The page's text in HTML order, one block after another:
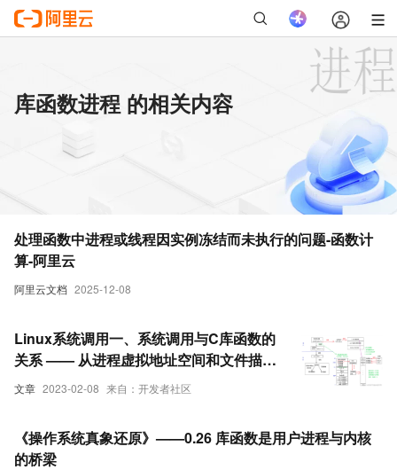
库函数进程 的相关内容
阿里云文档 2025-12-08
处理函数中进程或线程因实例冻结而未执行的问题-函数计
算-阿里云
文章 2023-02-08 来自：开发者社区
Linux系统调用一、系统调用与C库函数的
关系 —— 从进程虚拟地址空间和文件描述
符的角度分析
《操作系统真象还原》——0.26 库函数是用户进程与内核
的桥梁